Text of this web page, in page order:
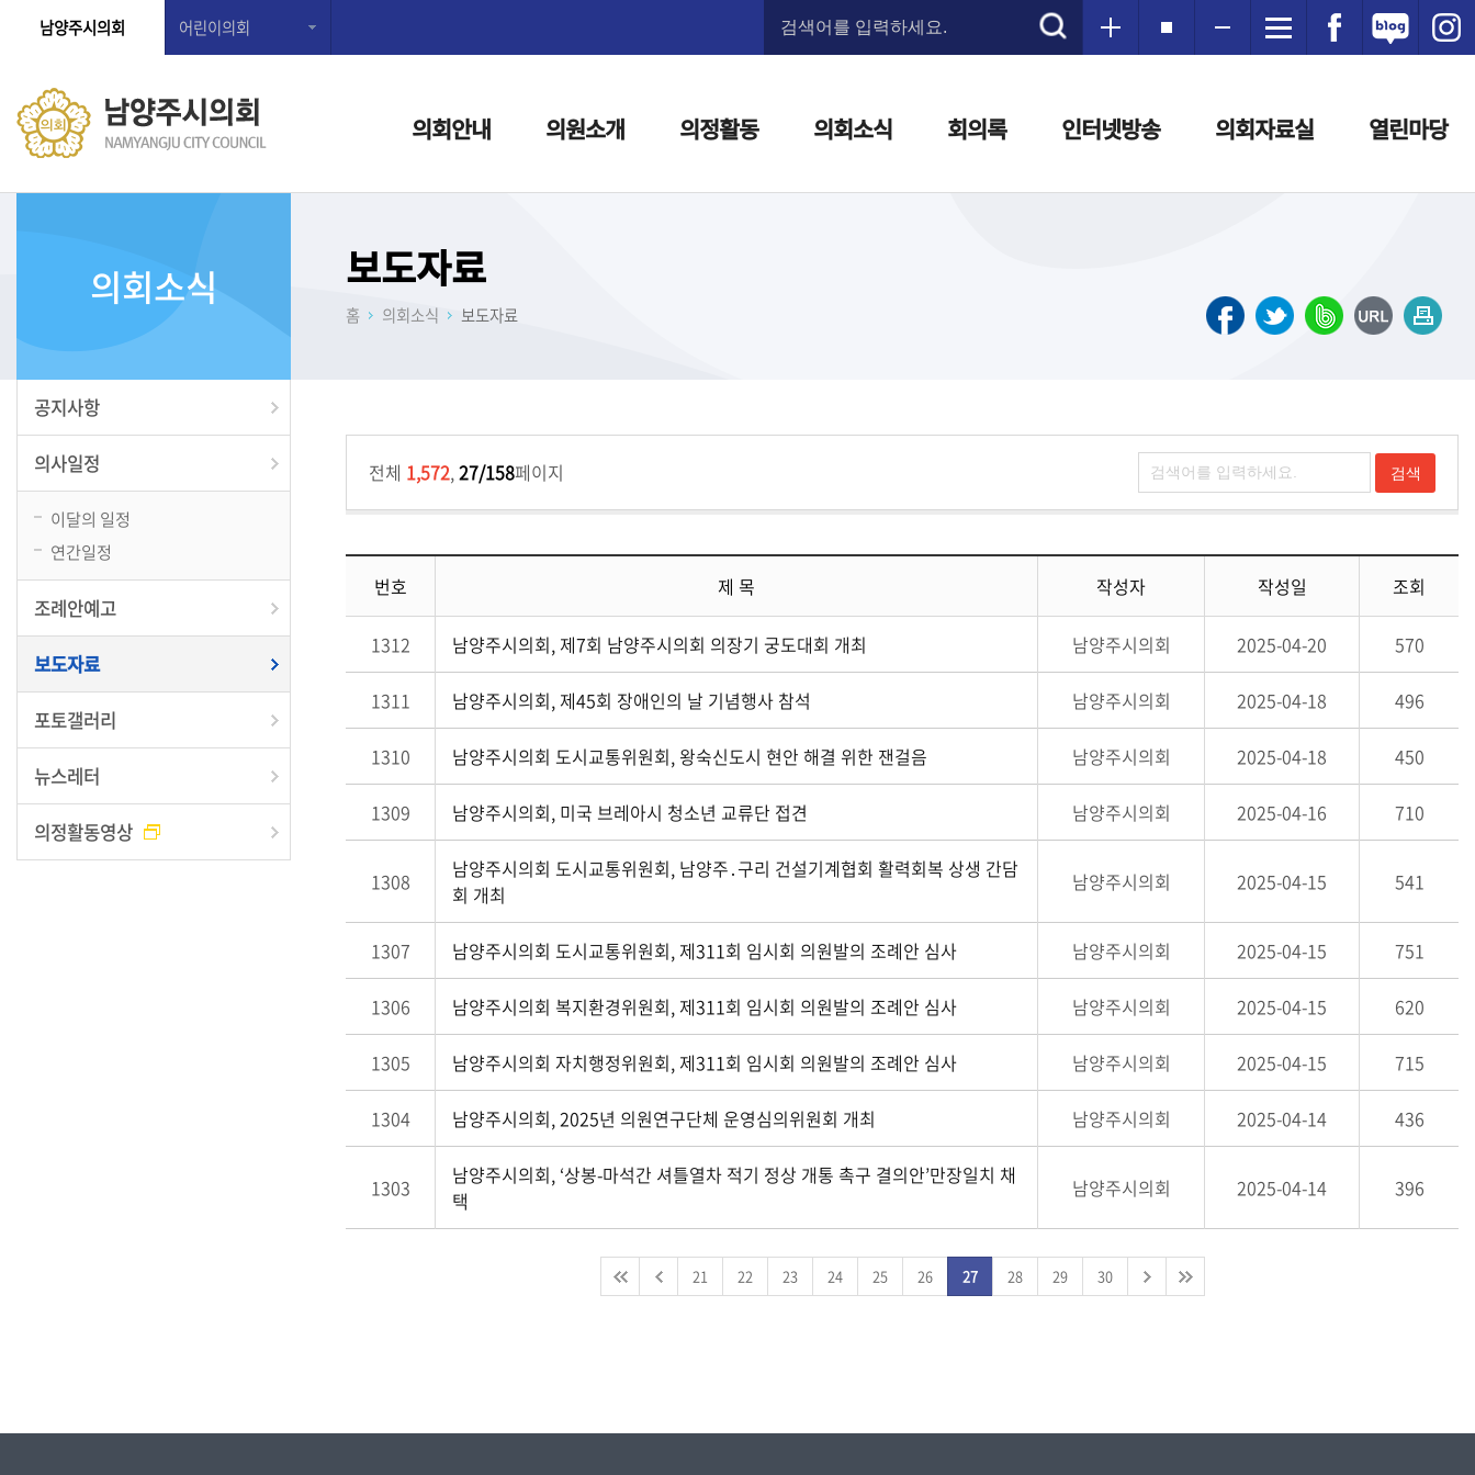
본문으로 바로가기
메인메뉴 바로가기
남양주시의회 어린이의회
의회안내 의원소개 의정활동 의회소식 회의록 인터넷방송 의회자료실 열린마당
의회소식
공지사항
의사일정
이달의 일정
연간일정
조례안예고
보도자료
포토갤러리
뉴스레터
의정활동영상
홈 의회소식 보도자료
보도자료
전체 1,572,27/158페이지
번호 제 목 작성자 작성일 조회
1312 남양주시의회, 제7회 남양주시의회 의장기 궁도대회 개최 남양주시의회 2025-04-20 570
1311 남양주시의회, 제45회 장애인의 날 기념행사 참석 남양주시의회 2025-04-18 496
1310 남양주시의회 도시교통위원회, 왕숙신도시 현안 해결 위한 잰걸음 남양주시의회 2025-04-18 450
1309 남양주시의회, 미국 브레아시 청소년 교류단 접견 남양주시의회 2025-04-16 710
1308
남양주시의회 도시교통위원회, 남양주․구리 건설기계협회 활력회복 상생 간담
회 개최
남양주시의회 2025-04-15 541
1307 남양주시의회 도시교통위원회, 제311회 임시회 의원발의 조례안 심사 남양주시의회 2025-04-15 751
1306 남양주시의회 복지환경위원회, 제311회 임시회 의원발의 조례안 심사 남양주시의회 2025-04-15 620
1305 남양주시의회 자치행정위원회, 제311회 임시회 의원발의 조례안 심사 남양주시의회 2025-04-15 715
1304 남양주시의회, 2025년 의원연구단체 운영심의위원회 개최 남양주시의회 2025-04-14 436
1303
남양주시의회, ‘상봉-마석간 셔틀열차 적기 정상 개통 촉구 결의안’만장일치 채
택
남양주시의회 2025-04-14 396
21 22 23 24 25 26 27 28 29 30